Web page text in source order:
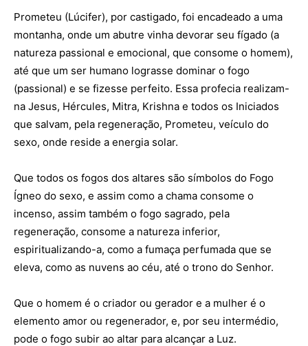
Prometeu (Lúcifer), por castigado, foi encadeado a uma
montanha, onde um abutre vinha devorar seu fígado (a
natureza passional e emocional, que consome o homem),
até que um ser humano lograsse dominar o fogo
(passional) e se fizesse perfeito. Essa profecia realizam-
na Jesus, Hércules, Mitra, Krishna e todos os Iniciados
que salvam, pela regeneração, Prometeu, veículo do
sexo, onde reside a energia solar.
Que todos os fogos dos altares são símbolos do Fogo
Ígneo do sexo, e assim como a chama consome o
incenso, assim também o fogo sagrado, pela
regeneração, consome a natureza inferior,
espiritualizando-a, como a fumaça perfumada que se
eleva, como as nuvens ao céu, até o trono do Senhor.
Que o homem é o criador ou gerador e a mulher é o
elemento amor ou regenerador, e, por seu intermédio,
pode o fogo subir ao altar para alcançar a Luz.